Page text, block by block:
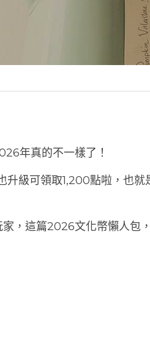
年真的不一樣了！
升級可領取1,200點啦，也就
，這篇2026文化幣懶人包